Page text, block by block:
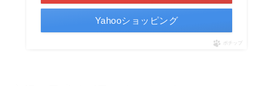
Yahooショッピング
ポチップ